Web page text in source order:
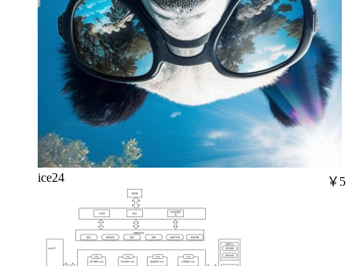
ice24 ￥5